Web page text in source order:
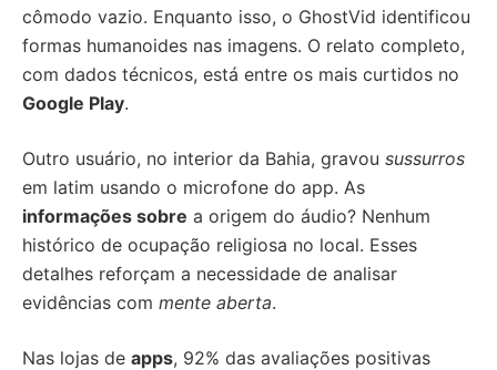
cômodo vazio. Enquanto isso, o GhostVid identificou
formas humanoides nas imagens. O relato completo,
com dados técnicos, está entre os mais curtidos no
Google Play.
Outro usuário, no interior da Bahia, gravou sussurros
em latim usando o microfone do app. As
informações sobre a origem do áudio? Nenhum
histórico de ocupação religiosa no local. Esses
detalhes reforçam a necessidade de analisar
evidências com mente aberta.
Nas lojas de apps, 92% das avaliações positivas